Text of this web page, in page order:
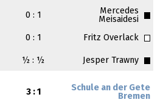
0 : 1
Mercedes
Meisaidesi
0 : 1 Fritz Overlack
½ : ½ Jesper Trawny
3 : 1
Schule an der Gete
Bremen